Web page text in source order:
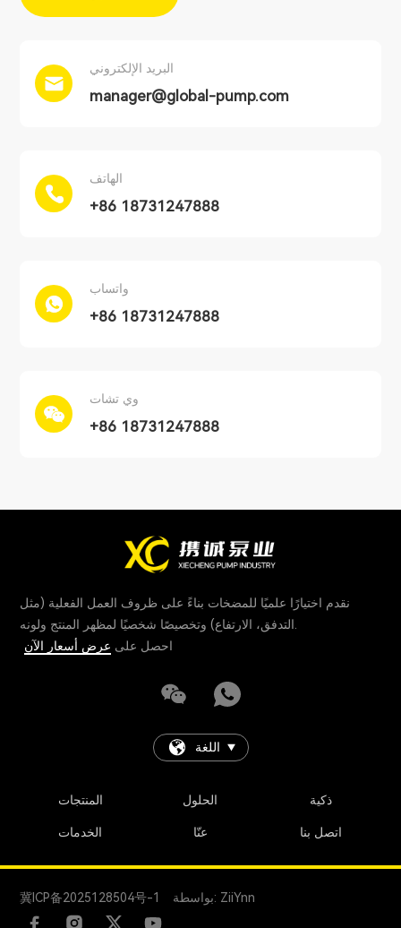
البريد الإلكتروني
manager@global-pump.com
الهاتف
+86 18731247888
واتساب
+86 18731247888
وي تشات
+86 18731247888
نقدم اختيارًا علميًا للمضخات بناءً على ظروف العمل الفعلية (مثل
احصل على عرض أسعار الآن
اللغة
المنتجات الحلول ذكية
الخدمات عنّا اتصل بنا
冀ICP备2025128504号-1 بواسطة: ZiiYnn